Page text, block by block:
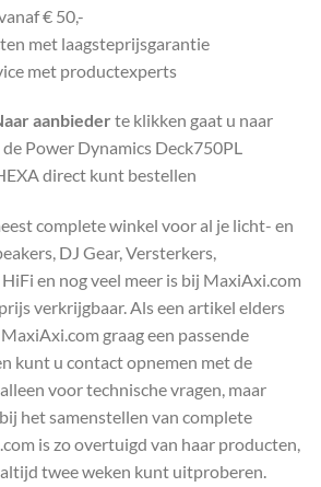
€ 50,-
met laagsteprijsgarantie
met productexperts
aanbieder te klikken gaat u naar
Power Dynamics Deck750PL
direct kunt bestellen
complete winkel voor al je licht- en
DJ Gear, Versterkers,
en nog veel meer is bij MaxiAxi.com
verkrijgbaar. Als een artikel elders
graag een passende
kunt u contact opnemen met de
voor technische vragen, maar
het samenstellen van complete
is zo overtuigd van haar producten,
twee weken kunt uitproberen.